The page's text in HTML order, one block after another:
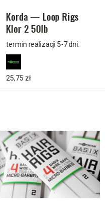
Korda — Loop Rigs
Klor 2 50lb
termin realizacji 5-7 dni.
25,75 zł